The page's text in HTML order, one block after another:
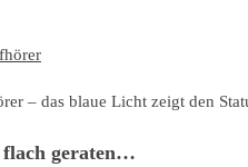
– das blaue Licht zeigt den
flach geraten…